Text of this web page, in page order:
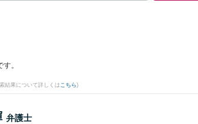
。
結果について詳しくはこちら)
弁護士